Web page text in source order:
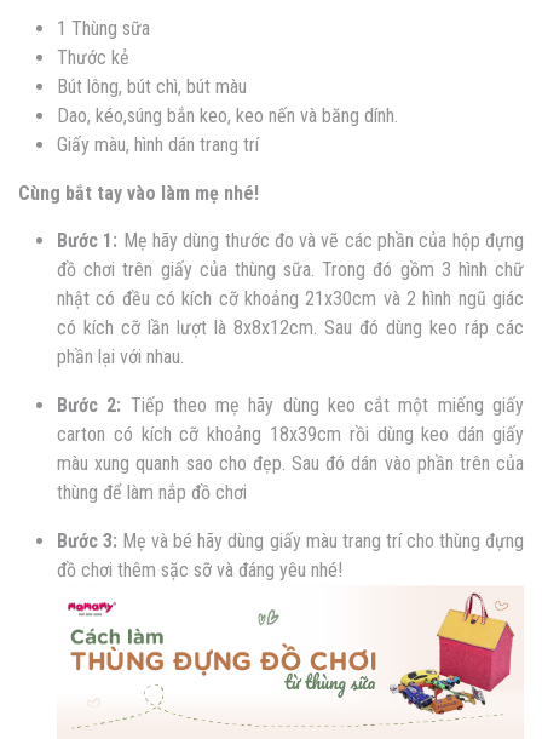
1 Thùng sữa
Thước kẻ
Bút lông, bút chì, bút màu
Dao, kéo,súng bắn keo, keo nến và băng dính.
Giấy màu, hình dán trang trí
Cùng bắt tay vào làm mẹ nhé!
Bước 1: Mẹ hãy dùng thước đo và vẽ các phần của hộp đựng
đồ chơi trên giấy của thùng sữa. Trong đó gồm 3 hình chữ
nhật có đều có kích cỡ khoảng 21x30cm và 2 hình ngũ giác
có kích cỡ lần lượt là 8x8x12cm. Sau đó dùng keo ráp các
phần lại với nhau.
Bước 2: Tiếp theo mẹ hãy dùng keo cắt một miếng giấy
carton có kích cỡ khoảng 18x39cm rồi dùng keo dán giấy
màu xung quanh sao cho đẹp. Sau đó dán vào phần trên của
thùng để làm nắp đồ chơi
Bước 3: Mẹ và bé hãy dùng giấy màu trang trí cho thùng đựng
đồ chơi thêm sặc sỡ và đáng yêu nhé!